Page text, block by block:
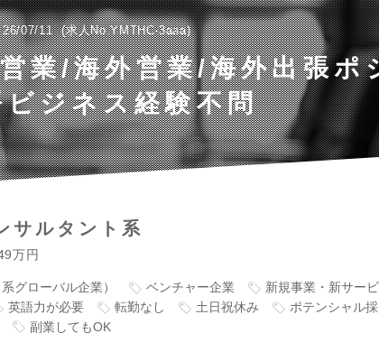
07/11 求人No.YMTHC-3aaa
業/海外営業/海外出張ポ
ジネス経験不問
サルタント系
万円
グローバル企業） ベンチャー企業
新規事業・新サー
英語力が必要 転勤なし 土日祝休み
ポテンシャル
副業してもOK